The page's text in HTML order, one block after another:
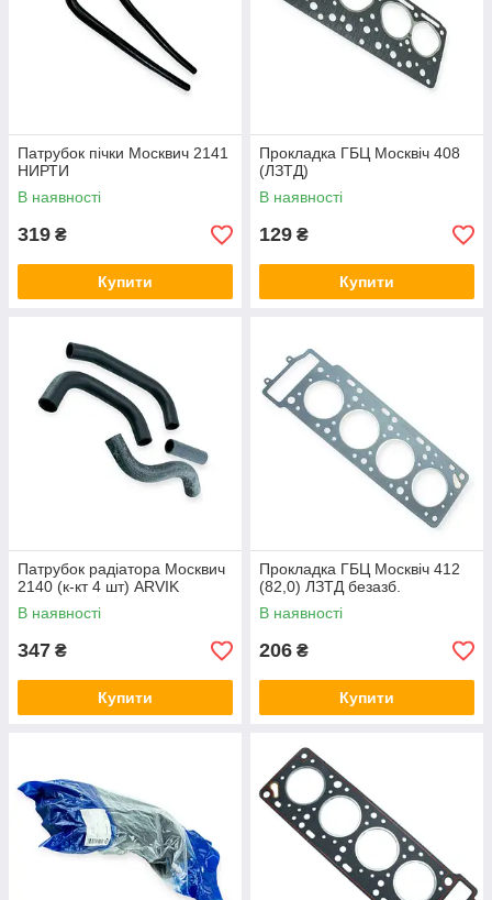
Патрубок пічки Москвич 2141
НИРТИ
В наявності
319 ₴
Купити
Прокладка ГБЦ Москвіч 408
(ЛЗТД)
В наявності
129 ₴
Купити
Патрубок радіатора Москвич
2140 (к-кт 4 шт) ARVIK
В наявності
347 ₴
Купити
Прокладка ГБЦ Москвіч 412
(82,0) ЛЗТД безазб.
В наявності
206 ₴
Купити